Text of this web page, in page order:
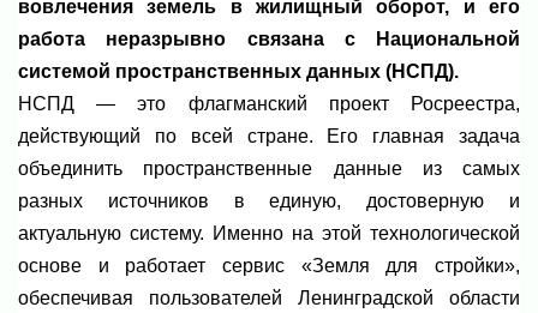
вовлечения земель в жилищный оборот, и его
работа неразрывно связана с Национальной
системой пространственных данных (НСПД).
НСПД — это флагманский проект Росреестра,
действующий по всей стране. Его главная задача
объединить пространственные данные из самых
разных источников в единую, достоверную и
актуальную систему. Именно на этой технологической
основе и работает сервис «Земля для стройки»,
обеспечивая пользователей Ленинградской области